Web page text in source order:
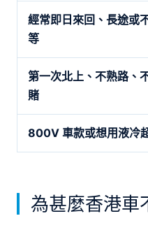
經常即日來回、長途或
等
第一次北上、不熟路、
賭
800V 車款或想用液冷
為甚麼香港車